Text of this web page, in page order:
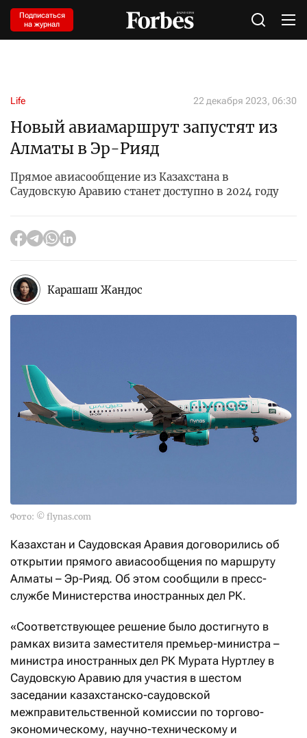
Подписаться
на журнал
Life 22 декабря 2023, 06:30
Новый авиамаршрут запустят из
Алматы в Эр-Рияд
Прямое авиасообщение из Казахстана в
Саудовскую Аравию станет доступно в 2024 году
Карашаш Жандос
Фото: © flynas.com
Казахстан и Саудовская Аравия договорились об
открытии прямого авиасообщения по маршруту
Алматы – Эр-Рияд. Об этом сообщили в пресс-
службе Министерства иностранных дел РК.
«Соответствующее решение было достигнуто в
рамках визита заместителя премьер-министра –
министра иностранных дел РК Мурата Нуртлеу в
Саудовскую Аравию для участия в шестом
заседании казахстанско-саудовской
межправительственной комиссии по торгово-
экономическому, научно-техническому и